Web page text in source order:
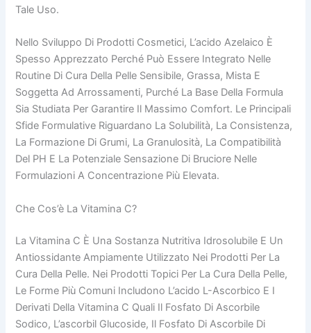
Tale Uso.
Nello Sviluppo Di Prodotti Cosmetici, L’acido Azelaico È
Spesso Apprezzato Perché Può Essere Integrato Nelle
Routine Di Cura Della Pelle Sensibile, Grassa, Mista E
Soggetta Ad Arrossamenti, Purché La Base Della Formula
Sia Studiata Per Garantire Il Massimo Comfort. Le Principali
Sfide Formulative Riguardano La Solubilità, La Consistenza,
La Formazione Di Grumi, La Granulosità, La Compatibilità
Del PH E La Potenziale Sensazione Di Bruciore Nelle
Formulazioni A Concentrazione Più Elevata.
Che Cos’è La Vitamina C?
La Vitamina C È Una Sostanza Nutritiva Idrosolubile E Un
Antiossidante Ampiamente Utilizzato Nei Prodotti Per La
Cura Della Pelle. Nei Prodotti Topici Per La Cura Della Pelle,
Le Forme Più Comuni Includono L’acido L-Ascorbico E I
Derivati Della Vitamina C Quali Il Fosfato Di Ascorbile
Sodico, L’ascorbil Glucoside, Il Fosfato Di Ascorbile Di